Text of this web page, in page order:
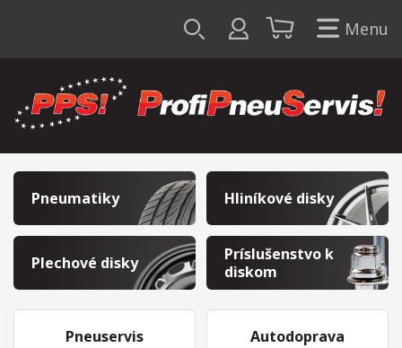
Menu
Pneumatiky Hliníkové disky
Plechové disky
Príslušenstvo k
diskom
Pneuservis Autodoprava